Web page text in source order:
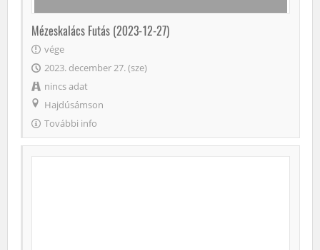
Mézeskalács Futás (2023-12-27)
vége
2023. december 27. (sze)
nincs adat
Hajdúsámson
További info